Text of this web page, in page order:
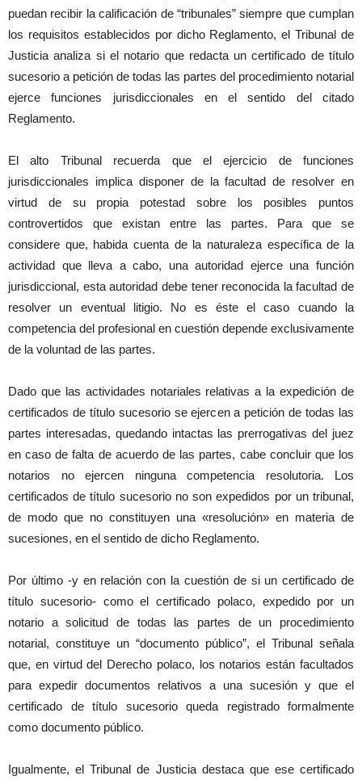
puedan recibir la calificación de “tribunales” siempre que cumplan
los requisitos establecidos por dicho Reglamento, el Tribunal de
Justicia analiza si el notario que redacta un certificado de título
sucesorio a petición de todas las partes del procedimiento notarial
ejerce funciones jurisdiccionales en el sentido del citado
Reglamento.
El alto Tribunal recuerda que el ejercicio de funciones
jurisdiccionales implica disponer de la facultad de resolver en
virtud de su propia potestad sobre los posibles puntos
controvertidos que existan entre las partes. Para que se
considere que, habida cuenta de la naturaleza específica de la
actividad que lleva a cabo, una autoridad ejerce una función
jurisdiccional, esta autoridad debe tener reconocida la facultad de
resolver un eventual litigio. No es éste el caso cuando la
competencia del profesional en cuestión depende exclusivamente
de la voluntad de las partes.
Dado que las actividades notariales relativas a la expedición de
certificados de título sucesorio se ejercen a petición de todas las
partes interesadas, quedando intactas las prerrogativas del juez
en caso de falta de acuerdo de las partes, cabe concluir que los
notarios no ejercen ninguna competencia resolutoria. Los
certificados de título sucesorio no son expedidos por un tribunal,
de modo que no constituyen una «resolución» en materia de
sucesiones, en el sentido de dicho Reglamento.
Por último -y en relación con la cuestión de si un certificado de
título sucesorio- como el certificado polaco, expedido por un
notario a solicitud de todas las partes de un procedimiento
notarial, constituye un “documento público”, el Tribunal señala
que, en virtud del Derecho polaco, los notarios están facultados
para expedir documentos relativos a una sucesión y que el
certificado de título sucesorio queda registrado formalmente
como documento público.
Igualmente, el Tribunal de Justicia destaca que ese certificado